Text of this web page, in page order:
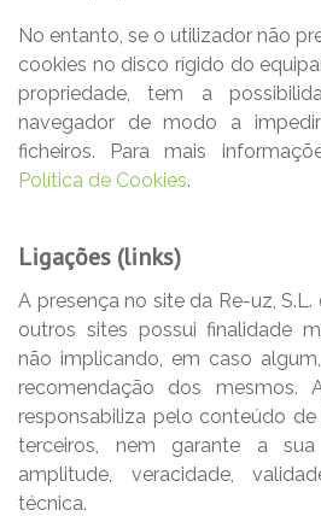
No entanto, se o utilizador não
cookies no disco rígido do
propriedade, tem a
navegador de modo a
ficheiros. Para mais
Política de Cookies.
Ligações (links)
A presença no site da Re-uz,
outros sites possui finalidade
não implicando, em caso
recomendação dos mesmos.
responsabiliza pelo conteúdo
terceiros, nem garante a sua
amplitude, veracidade,
técnica.